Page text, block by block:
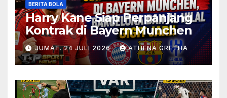
BERITA BOLA
Harry Kane Siap Perpanjang
Kontrak di Bayern Munchen
JUMAT. 24 JULI 2026 ATHENA GRETHA